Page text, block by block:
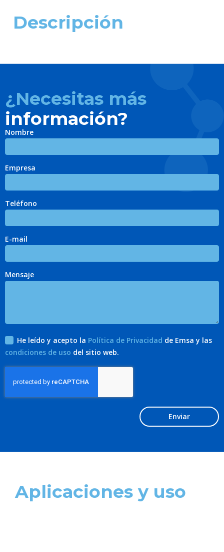
Descripción
¿Necesitas más
información?
Nombre
Empresa
Teléfono
E-mail
Mensaje
He leído y acepto la Política de Privacidad de Emsa y las
condiciones de uso del sitio web.
Enviar
Aplicaciones y uso